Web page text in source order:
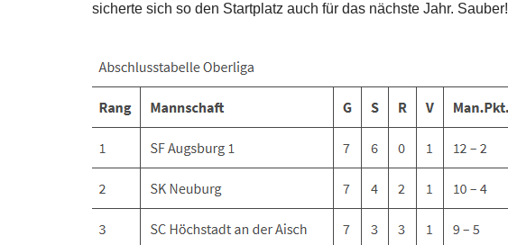
sicherte sich so den Startplatz auch für das nächste Jahr. Sauber!